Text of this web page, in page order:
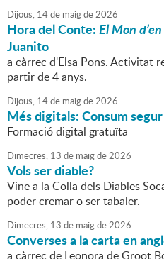
Dijous, 14de maigde2026
Hora del Conte:El Mon
Juanito
a càrrec d'Elsa Pons. Activitat
partir de 4 anys.
Dijous, 14de maigde2026
Més digitals: Consum
Formació digital gratuïta
Dimecres, 13 de maigde2026
Vols ser diable?
Vine a la Colla dels Diables
poder cremar o ser tabaler.
Dimecres, 13 de maigde2026
Converses a la carta en
a càrrec de Leonora de Groot